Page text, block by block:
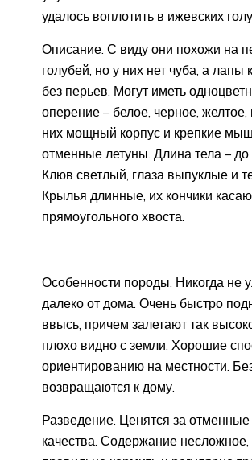
удалось воплотить в ижевских
Описание. С виду они похожи на
голубей, но у них нет чуба, а лапы
без перьев. Могут иметь
оперение – белое, черное, желтое,
них мощный корпус и крепкие
отменные летуны. Длина тела – до
Клюв светлый, глаза выпуклые и
Крылья длинные, их кончики
прямоугольного хвоста.
Особенности породы. Никогда не
далеко от дома. Очень быстро
ввысь, причем залетают так
плохо видно с земли. Хорошие
ориентированию на местности.
возвращаются к дому.
Разведение. Ценятся за
качества. Содержание несложное,